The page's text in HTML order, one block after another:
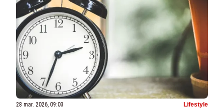
28 mar. 2026, 09:03 Lifestyle